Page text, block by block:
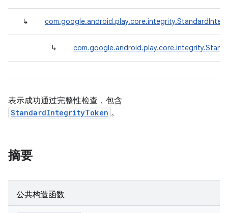
↳
↳
表示成功通过完整性检查，包含
StandardIntegrityToken 。
摘要
公共构造函数